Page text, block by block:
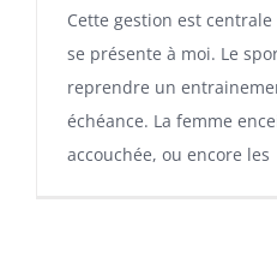
Cette gestion est
se présente à moi. Le
reprendre un
échéance. La femme
accouchée, ou encore les